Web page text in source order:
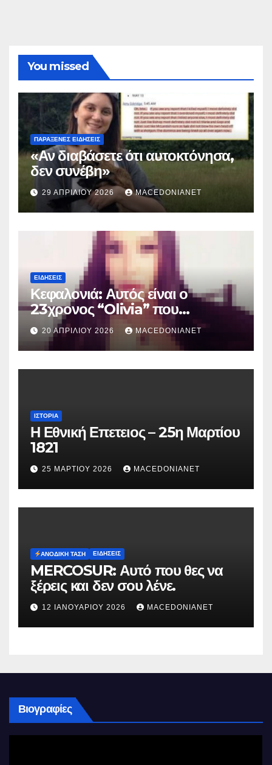
You missed
ΠΑΡΆΞΕΝΕΣ ΕΙΔΉΣΕΙΣ
«Αν διαβάσετε ότι αυτοκτόνησα,
δεν συνέβη»
29 ΑΠΡΙΛΊΟΥ 2026 MACEDONIANET
ΕΙΔΉΣΕΙΣ
Κεφαλονιά: Αυτός είναι ο
23χρονος “Olivia” που
κατηγορείται για τον θάνατο της
Μυρτούς
20 ΑΠΡΙΛΊΟΥ 2026 MACEDONIANET
ΙΣΤΟΡΊΑ
Η Εθνική Επετειος – 25η Μαρτίου
1821
25 ΜΑΡΤΊΟΥ 2026 MACEDONIANET
ΑΝΟΔΙΚΉ ΤΆΣΗ ΕΙΔΉΣΕΙΣ
MERCOSUR: Αυτό που θες να
ξέρεις και δεν σου λένε.
12 ΙΑΝΟΥΑΡΊΟΥ 2026 MACEDONIANET
Βιογραφίες